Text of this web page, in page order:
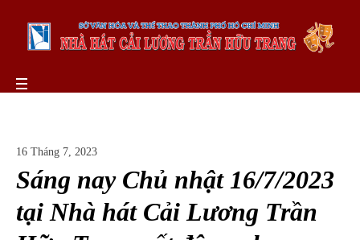
16 Tháng 7, 2023
Sáng nay Chủ nhật 16/7/2023
tại Nhà hát Cải Lương Trần